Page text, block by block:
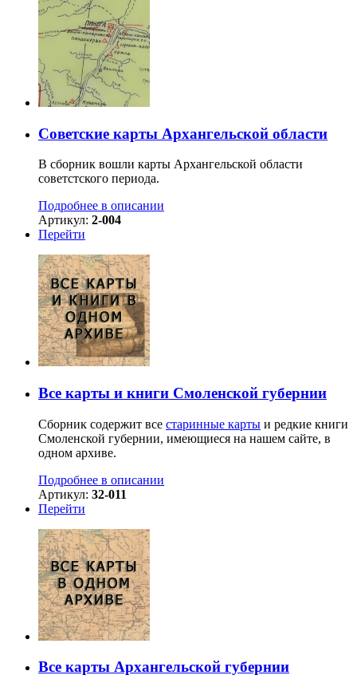
Советские карты Архангельской области
В сборник вошли карты Архангельской области
советстского периода.
Подробнее в описании
Артикул: 2-004
Перейти
Все карты и книги Смоленской губернии
Сборник содержит все старинные карты и редкие книги
Смоленской губернии, имеющиеся на нашем сайте, в
одном архиве.
Подробнее в описании
Артикул: 32-011
Перейти
Все карты Архангельской губернии